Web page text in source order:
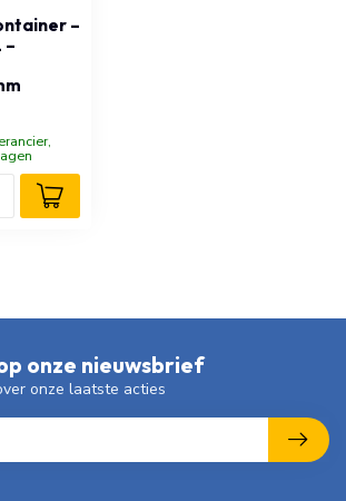
–
–
onze nieuwsbrief
onze laatste acties